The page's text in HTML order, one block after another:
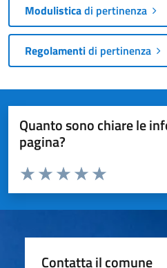
Modulisticadi pertinenza
Regolamentidi pertinenza
Quanto sono chiare le
pagina?
Valuta da 1 a 5 stelle la pagina
Valuta 5 stelle
Valuta 4 stelle su 5
Valuta 3 stelle su 5
Valuta 2 stelle su 5
Valuta 1 stelle su 5
Contatta il comune